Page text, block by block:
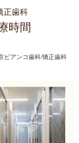
正歯科
時間
ビアンコ歯科/矯正歯科